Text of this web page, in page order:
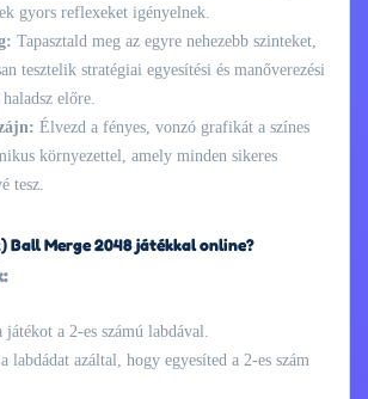
gyors reflexeket igényelnek.
Tapasztald meg az egyre nehezebb szinteket,
tesztelik stratégiai egyesítési és manőverezési
előre.
Élvezd a fényes, vonzó grafikát a színes
környezettel, amely minden sikeres
tesz.
Ball Merge 2048 játékkal online?
játékot a 2-es számú labdával.
labdádat azáltal, hogy egyesíted a 2-es szám